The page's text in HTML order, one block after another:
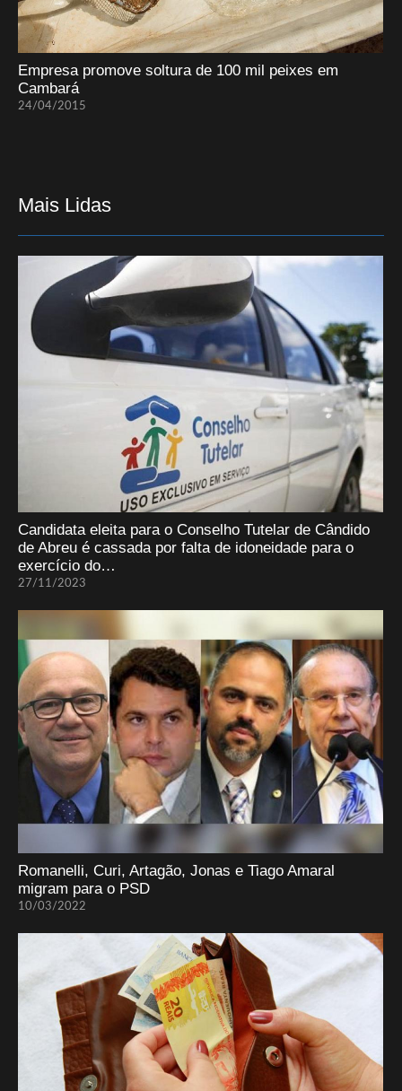
Empresa promove soltura de 100 mil peixes em
Cambará
24/04/2015
Mais Lidas
Candidata eleita para o Conselho Tutelar de Cândido
de Abreu é cassada por falta de idoneidade para o
exercício do…
27/11/2023
Romanelli, Curi, Artagão, Jonas e Tiago Amaral
migram para o PSD
10/03/2022